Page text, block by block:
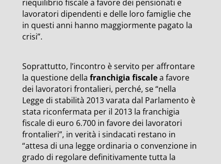
riequilibrio fiscale a favore dei pensionati e
lavoratori dipendenti e delle loro famiglie che
in questi anni hanno maggiormente pagato la
crisi”.
Soprattutto, l’incontro è servito per affrontare
la questione della franchigia fiscalea favore
dei lavoratori frontalieri, perché, se “nella
Legge di stabilità 2013 varata dal Parlamento è
stata riconfermata per il 2013 la franchigia
fiscale di euro 6.700 in favore dei lavoratori
frontalieri”, in verità i sindacati restano in
“attesa di una legge ordinaria o convenzione in
grado di regolare definitivamente tutta la